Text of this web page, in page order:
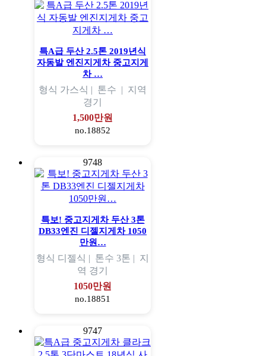
특A급 두산 2.5톤 2019년식
자동발 엔진지게차 중고지게
차 …
형식 가스식 | 톤수 | 지역
경기
1,500만원
no.18852
9748
특보! 중고지게차 두산 3톤
DB33엔진 디젤지게차 1050
만원…
형식 디젤식 | 톤수 3톤 | 지
역 경기
1050만원
no.18851
9747